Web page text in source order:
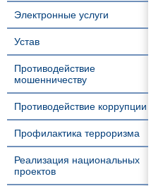
Электронные услуги
Устав
Противодействие
мошенничеству
Противодействие коррупции
Профилактика терроризма
Реализация национальных
проектов